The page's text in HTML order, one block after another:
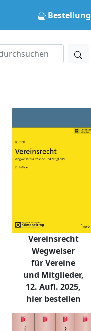
Bestellung
Vereinsrecht
Wegweiser
für Vereine
und Mitglieder,
12. Aufl. 2025,
hier bestellen